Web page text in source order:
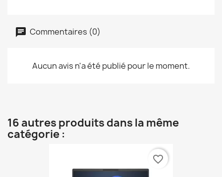
Commentaires (0)
Aucun avis n'a été publié pour le moment.
16 autres produits dans la même
catégorie :
favorite_border